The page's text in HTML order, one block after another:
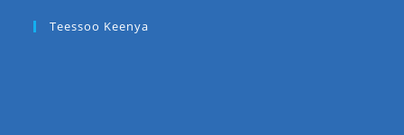
Teessoo Keenya